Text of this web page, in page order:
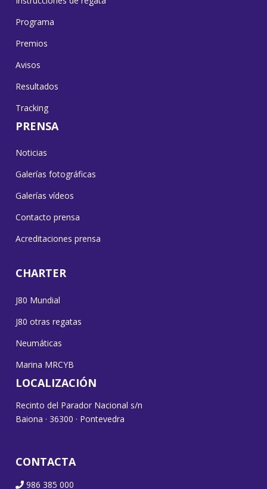
Programa
Premios
Avisos
Resultados
Tracking
PRENSA
Noticias
Galerías fotográficas
Galerías vídeos
Contacto prensa
Acreditaciones prensa
CHARTER
J80 Mundial
J80 otras regatas
Neumáticas
Marina MRCYB
LOCALIZACIÓN
Recinto del Parador Nacional s/n
Baiona · 36300 · Pontevedra
CONTACTA
986 385 000